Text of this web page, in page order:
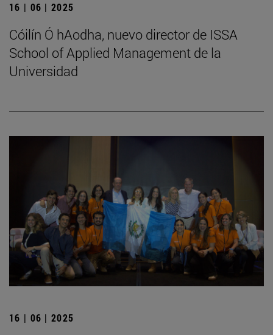
16 | 06 | 2025
Cóilín Ó hAodha, nuevo director de ISSA
School of Applied Management de la
Universidad
16 | 06 | 2025